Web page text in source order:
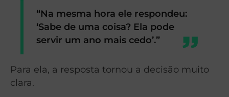
“Na mesma hora ele respondeu:
‘Sabe de uma coisa? Ela pode
servir um ano mais cedo’.”
Para ela, a resposta tornou a decisão muito
clara.